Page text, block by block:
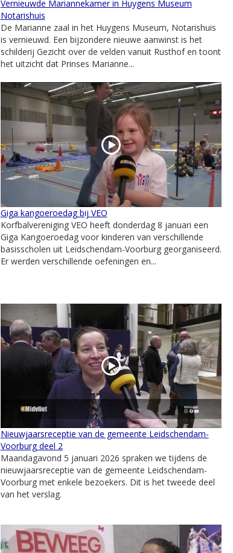
Vernieuwde Mariannekamer in Huygens Museum
Notarishuis
De Marianne zaal in het Huygens Museum, Notarishuis
is vernieuwd. Een bijzondere nieuwe aanwinst is het
schilderij Gezicht over de velden vanuit Rusthof en toont
het uitzicht dat Prinses Marianne...
Giga kangoeroedag bij VEO
Korfbalvereniging VEO heeft donderdag 8 januari een
Giga Kangoeroedag voor kinderen van verschillende
basisscholen uit Leidschendam-Voorburg georganiseerd.
Er werden verschillende oefeningen en...
Nieuwjaarsreceptie van de gemeente Leidschendam-
Voorburg deel 2
Maandagavond 5 januari 2026 spraken we tijdens de
nieuwjaarsreceptie van de gemeente Leidschendam-
Voorburg met enkele bezoekers. Dit is het tweede deel
van het verslag.